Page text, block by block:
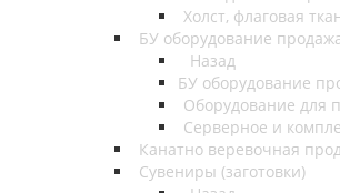
Холст, флаговая
БУ оборудование
Назад
БУ оборудование
Оборудование для
Серверное и
Канатно веревочная
Сувениры (заготовки)